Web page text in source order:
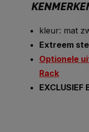
kleur: mat
Extreem
Optionele
Rack
EXCLUSIEF